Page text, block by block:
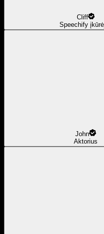
Cliff
Speechify
John
Aktorius